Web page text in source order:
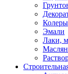
Колеры
Эмали
Лаки,